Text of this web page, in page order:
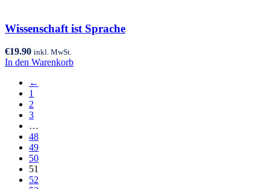
Wissenschaft ist Sprache
€19.90 inkl. MwSt.
In den Warenkorb
←
1
2
3
…
48
49
50
51
52